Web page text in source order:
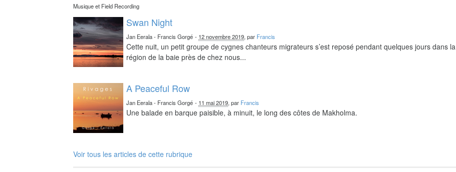
Musique et Field Recording
Swan Night
Jan Eerala - Francis Gorgé - 12 novembre 2019, par Francis
Cette nuit, un petit groupe de cygnes chanteurs migrateurs s’est reposé pendant quelques jours dans la
région de la baie près de chez nous...
A Peaceful Row
Jan Eerala - Francis Gorgé - 11 mai 2019, par Francis
Une balade en barque paisible, à minuit, le long des côtes de Makholma.
Voir tous les articles de cette rubrique